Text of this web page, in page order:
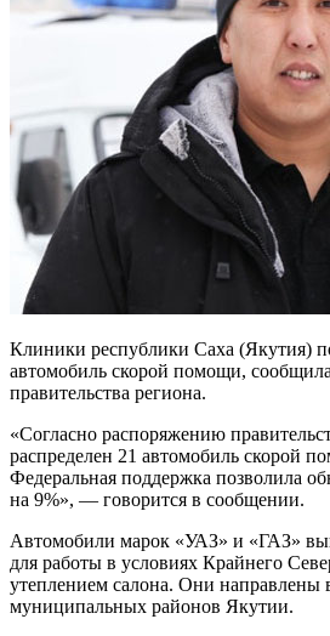
Клиники республики Саха (Якутия)
автомобиль скорой помощи,
правительства региона.
«Согласно распоряжению
распределен 21 автомобиль скорой
Федеральная поддержка позволила
на 9%», — говорится в сообщении.
Автомобили марок «УАЗ» и «ГАЗ»
для работы в условиях Крайнего
утеплением салона. Они направлены
муниципальных районов Якутии.